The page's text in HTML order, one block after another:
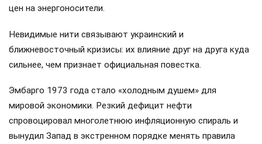
цен на энергоносители.
Невидимые нити связывают украинский и
ближневосточный кризисы: их влияние друг на друга куда
сильнее, чем признает официальная повестка.
Эмбарго 1973 года стало «холодным душем» для
мировой экономики. Резкий дефицит нефти
спровоцировал многолетнюю инфляционную спираль и
вынудил Запад в экстренном порядке менять правила